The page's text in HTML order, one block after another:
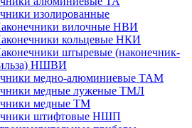
изолированные
вилочные НВИ
кольцевые НКИ
штыревые (наконечник-
НШВИ
медно-алюминиевые ТАМ
медные луженые ТМЛ
медные ТМ
штифтовые НШП